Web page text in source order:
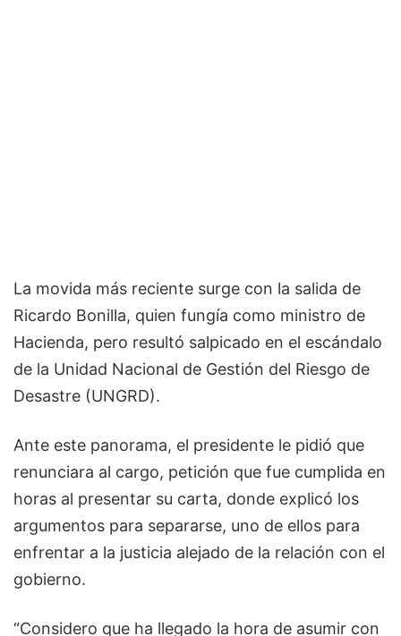
La movida más reciente surge con la salida de
Ricardo Bonilla, quien fungía como ministro de
Hacienda, pero resultó salpicado en el escándalo
de la Unidad Nacional de Gestión del Riesgo de
Desastre (UNGRD).
Ante este panorama, el presidente le pidió que
renunciara al cargo, petición que fue cumplida en
horas al presentar su carta, donde explicó los
argumentos para separarse, uno de ellos para
enfrentar a la justicia alejado de la relación con el
gobierno.
“Considero que ha llegado la hora de asumir con